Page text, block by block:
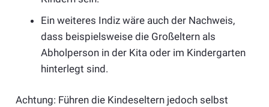
Ein weiteres Indiz wäre auch der Nachweis,
dass beispielsweise die Großeltern als
Abholperson in der Kita oder im Kindergarten
hinterlegt sind.
Achtung: Führen die Kindeseltern jedoch selbst